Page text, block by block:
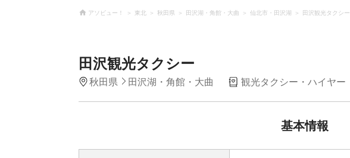
アソビュー！ 東北 秋田県 田沢湖・角館・大曲 仙北市・田沢湖 田沢観光タクシー
田沢観光タクシー
秋田県 田沢湖・角館・大曲 観光タクシー・ハイヤー
基本情報